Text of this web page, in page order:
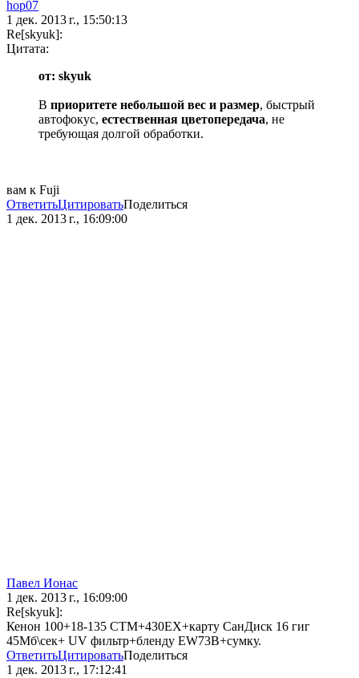
hop07
1 дек. 2013 г., 15:50:13
Re[skyuk]:
Цитата:
от: skyuk
В приоритете небольшой вес и размер, быстрый
автофокус, естественная цветопередача, не
требующая долгой обработки.
вам к Fuji
ОтветитьЦитироватьПоделиться
1 дек. 2013 г., 16:09:00
Павел Ионас
1 дек. 2013 г., 16:09:00
Re[skyuk]:
Кенон 100+18-135 СТМ+430ЕХ+карту СанДиск 16 гиг
45Мб\сек+ UV фильтр+бленду EW73B+сумку.
ОтветитьЦитироватьПоделиться
1 дек. 2013 г., 17:12:41